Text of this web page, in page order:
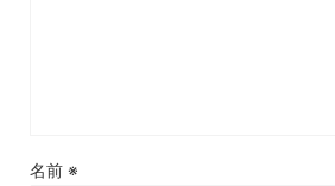
名前 ※